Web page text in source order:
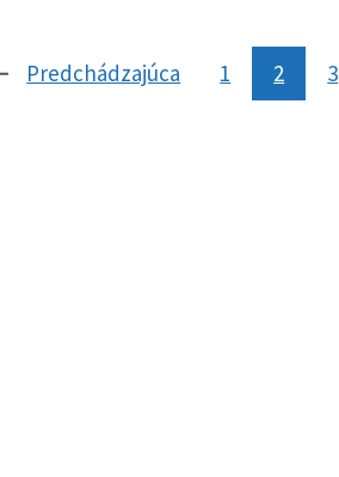
Predchádzajúca stránka
1 2 3